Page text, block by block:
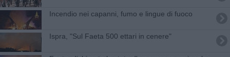
Incendio nei capanni, fumo e lingue di fuoco
Ispra, "Sul Faeta 500 ettari in cenere"